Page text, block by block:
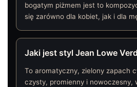
bogatym piżmem jest to
się zarówno dla kobiet, jak i dla
Jaki jest styl Jean Lowe
To aromatyczny, zielony zapach
czysty, promienny i nowoczesny,